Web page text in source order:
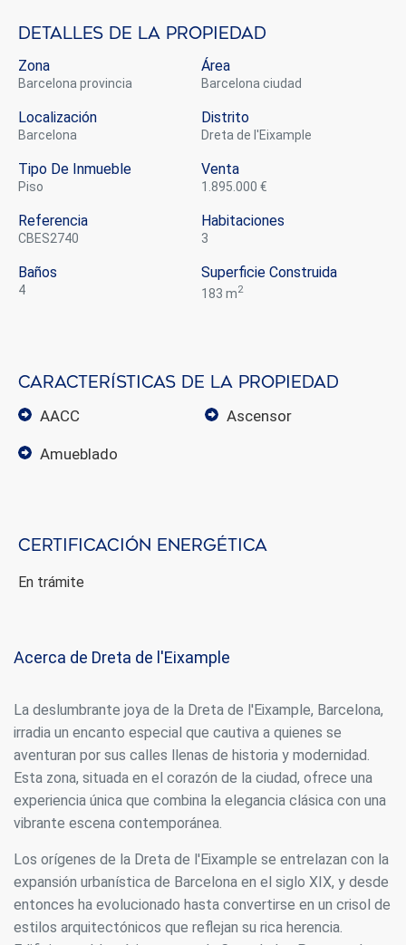
Detalles de la propiedad
Zona
Barcelona provincia
Área
Barcelona ciudad
Localización
Barcelona
Distrito
Dreta de l'Eixample
Tipo De Inmueble
piso
Venta
1.895.000 €
Referencia
CBES2740
Habitaciones
3
Baños
4
Superficie Construida
183 m2
Características de la propiedad
AACC ascensor
amueblado
Certificación energética
En trámite
Acerca de Dreta de l'Eixample
La deslumbrante joya de la Dreta de l'Eixample, Barcelona,
irradia un encanto especial que cautiva a quienes se
aventuran por sus calles llenas de historia y modernidad.
Esta zona, situada en el corazón de la ciudad, ofrece una
experiencia única que combina la elegancia clásica con una
vibrante escena contemporánea.
Los orígenes de la Dreta de l'Eixample se entrelazan con la
expansión urbanística de Barcelona en el siglo XIX, y desde
entonces ha evolucionado hasta convertirse en un crisol de
estilos arquitectónicos que reflejan su rica herencia.
datos de uso que hacen los usuarios del servicio. Permiten
guardar la información de preferencia del usuario para
mejorar la calidad de nuestros servicios y para ofrecer una
mejor experiencia a través de productos recomendados.
Marketing y publicidad
Estas cookies son utilizadas para almacenar información
sobre las preferencias y elecciones personales del usuario
a través de la observación continuada de sus hábitos de
navegación. Gracias a ellas, podemos conocer los hábitos
relacionada con el perfil de navegación del usuario.